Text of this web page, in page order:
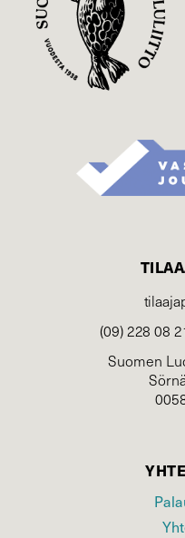
(09) 228 08
Suomen